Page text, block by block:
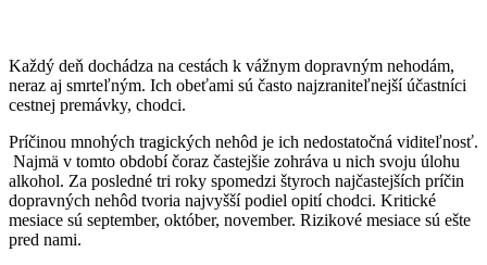
Každý deň dochádza na cestách k vážnym dopravným nehodám,
neraz aj smrteľným. Ich obeťami sú často najzraniteľnejší účastníci
cestnej premávky, chodci.
Príčinou mnohých tragických nehôd je ich nedostatočná viditeľnosť.
Najmä v tomto období čoraz častejšie zohráva u nich svoju úlohu
alkohol. Za posledné tri roky spomedzi štyroch najčastejších príčin
dopravných nehôd tvoria najvyšší podiel opití chodci. Kritické
mesiace sú september, október, november. Rizikové mesiace sú ešte
pred nami.